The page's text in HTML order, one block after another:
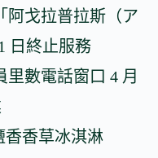
阿戈拉普拉斯（ア
日終止服務
里數電話窗口 4 月
香香草冰淇淋